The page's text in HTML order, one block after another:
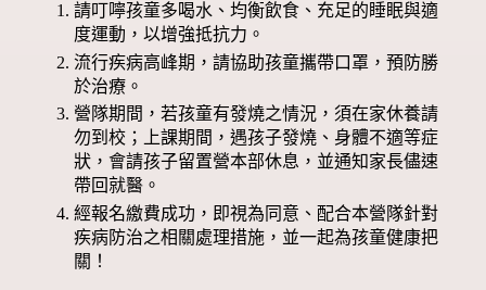
請叮嚀孩童多喝水、均衡飲食、充足的睡眠與適
度運動，以增強抵抗力。
流行疾病高峰期，請協助孩童攜帶口罩，預防勝
於治療。
營隊期間，若孩童有發燒之情況，須在家休養請
勿到校；上課期間，遇孩子發燒、身體不適等症
狀，會請孩子留置營本部休息，並通知家長儘速
帶回就醫。
經報名繳費成功，即視為同意、配合本營隊針對
疾病防治之相關處理措施，並一起為孩童健康把
關！